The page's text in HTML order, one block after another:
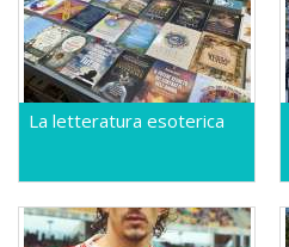
La letteratura esoterica